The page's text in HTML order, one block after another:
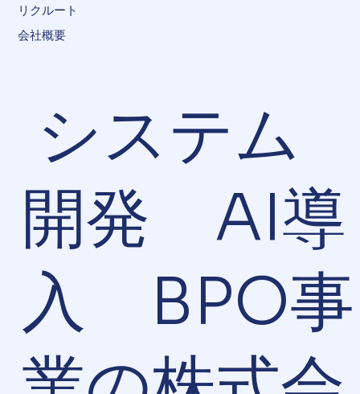
リクルート
会社概要
システム
開発 AI導
入 BPO事